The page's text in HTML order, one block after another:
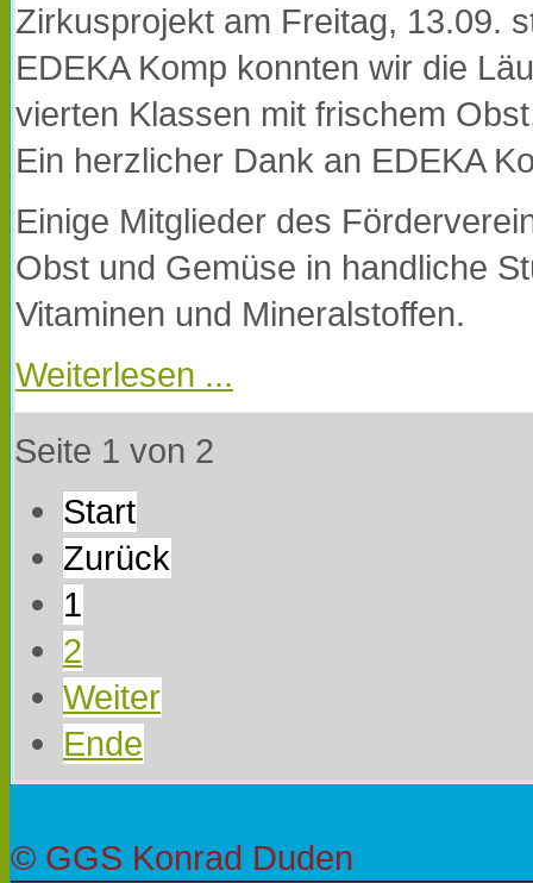
Zirkusprojekt am Freitag, 13.09.
EDEKA Komp konnten wir die
vierten Klassen mit frischem
Ein herzlicher Dank an EDEKA
Einige Mitglieder des
Obst und Gemüse in handliche
Vitaminen und Mineralstoffen.
Weiterlesen ...
Seite 1 von 2
Start
Zurück
1
2
Weiter
Ende
© GGS Konrad Duden